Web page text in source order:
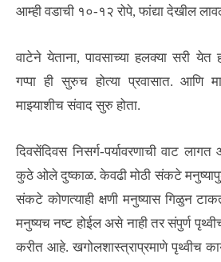
आम्ही वडाची १०-१२ रोपे, फांद्या देखील
वाटेने येताना, पावसाच्या हलक्या सरी
गप्पा ही सुरुच होत्या प्रवासात. आणि
माझ्याशीच संवाद सुरु होता.
दिवसेंदिवस निसर्ग-पर्यावरणाची वाट
कुठे ओले दुष्काळ. केवढी मोठी संकटे
संकटे कोणत्याही क्षणी मनुष्यास गिळुन
मनुष्यच नष्ट होईल असे नाही तर संपुर्ण
करीत आहे. खगोलशास्त्राप्रमाणे पृथ्वीच